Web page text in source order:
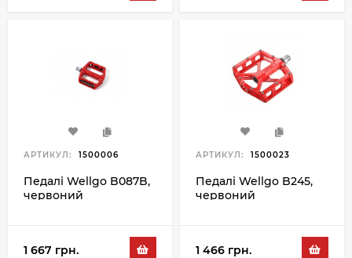
АРТИКУЛ: 1500006
Педалі Wellgo B087B,
червоний
1 667 грн.
АРТИКУЛ: 1500023
Педалі Wellgo B245,
червоний
1 466 грн.